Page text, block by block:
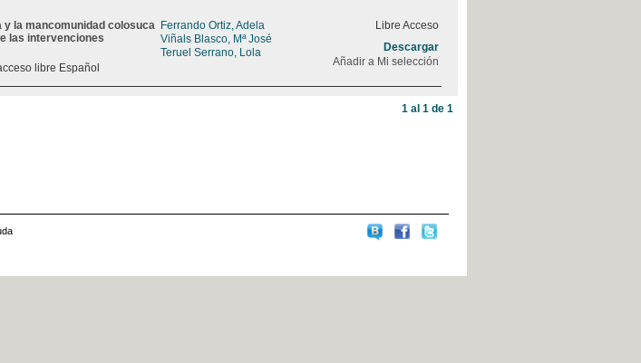
y la mancomunidad colosuca
las intervenciones
libre Español
Ferrando Ortiz, Adela
Viñals Blasco, Mª José
Teruel Serrano, Lola
Libre Acceso
Descargar
Añadir a Mi selección
1 al 1 de 1